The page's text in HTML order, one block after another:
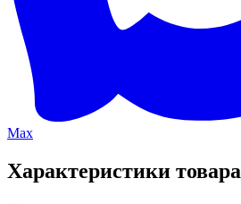
Max
Характеристики товара